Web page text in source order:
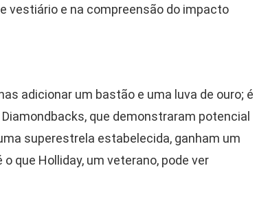
vestiário e na compreensão do impacto
adicionar um bastão e uma luva de ouro; é
que demonstraram potencial
superestrela estabelecida, ganham um
que Holliday, um veterano, pode ver